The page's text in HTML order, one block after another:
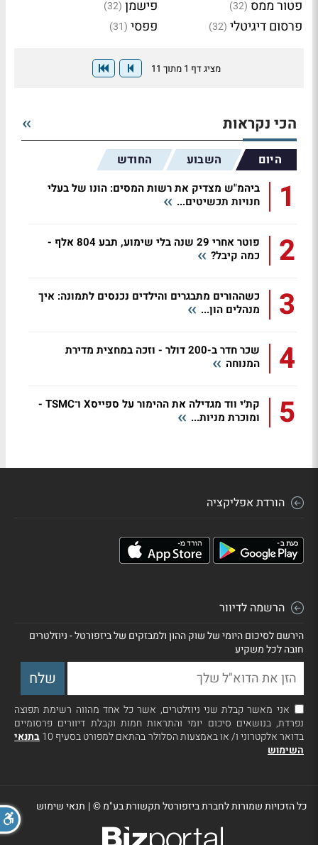
פטור ממס (32) פישמן (32)
פרסום דיגיטלי (32) פפסי (31)
מציג דף 1 מתוך 11
הכי נקראות
היום השבוע החודש
1
ביהמ"ש מצדיק את רשות המסים: הונו של בעלי
חנויות תכשיטים...
2
פוטר אחרי 29 שנה בלי שימוע, תבע 804 אלף -
כמה קיבל?
3
כשההורים מתבגרים והילדים נכנסים לתמונה: איך
מנהלים הון...
4
שכר חדר ב-200 דולר - וזכה במחצית מדירת
המנוחה
5
קת׳י ווד מגדילה את ההימור על ספייסX ו־TSMC -
ומוכרת מניות...
הורדת אפליקציה
הרשמה לדיוור
הירשם לסיכום היומי של שוק ההון ולמבזקים של ביזפורטל - ניוזלטרים
חובה לכל משקיע
אני מאשר קבלת שני ניוזלטרים, אשר כל אחד מהווה רשימת תפוצה
נפרדת, בנושאים סיכום יומי והתראות חמות וקבלת דיוורים פרסומיים
בדואר אלקטרוני ו/ או באמצעות הסלולר בהתאם למפורט בסעיף 10
בתנאי
השימוש
כל הזכויות שמורות לחברת ביזפורטל תקשורת בע"מ ©| תנאי שימוש